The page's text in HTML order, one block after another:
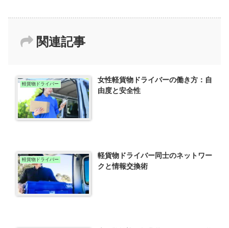
関連記事
軽貨物ドライバー
女性軽貨物ドライバーの働き方：自
由度と安全性
軽貨物ドライバー
軽貨物ドライバー同士のネットワー
クと情報交換術